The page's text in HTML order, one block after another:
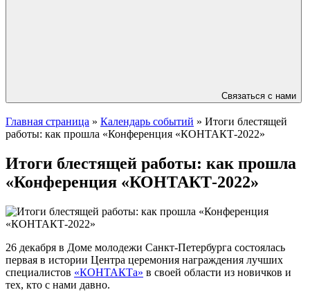
Связаться с нами
Главная страница » Календарь событий » Итоги блестящей
работы: как прошла «Конференция «КОНТАКТ-2022»
Итоги блестящей работы: как прошла
«Конференция «КОНТАКТ-2022»
26 декабря в Доме молодежи Санкт-Петербурга состоялась
первая в истории Центра церемония награждения лучших
специалистов «КОНТАКТа» в своей области из новичков и
тех, кто с нами давно.